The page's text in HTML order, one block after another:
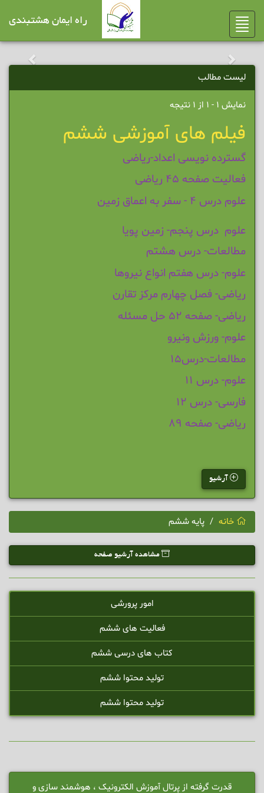
Toggle
navigation
راه ایمان هشتبندی
لیست مطالب
نمایش 1 - 1 از 1 نتیجه
فیلم های آموزشی ششم
گسترده نویسی اعداد-ریاضی
فعالیت صفحه 45 ریاضی
علوم درس 4 - سفر به اعماق زمین
علوم درس پنجم- زمین پویا
مطالعات- درس هشتم
علوم- درس هفتم انواع نیروها
ریاضی- فصل چهارم مرکز تقارن
ریاضی- صفحه 52 حل مسئله
علوم- ورزش ونیرو
مطالعات-درس15
علوم- درس 11
فارسی- درس 12
ریاضی- صفحه 89
آرشیو
خانه پایه ششم
مشاهده آرشیو صفحه
امور پرورشی
فعالیت های ششم
کتاب های درسی ششم
تولید محتوا ششم
تولید محتوا ششم
قدرت گرفته از پرتال آموزش الکترونیک ، هوشمند سازی و